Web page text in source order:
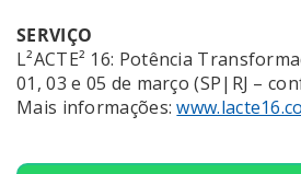
SERVIÇO
L²ACTE² 16: Potência
01, 03 e 05 de março (SP|RJ –
Mais informações: